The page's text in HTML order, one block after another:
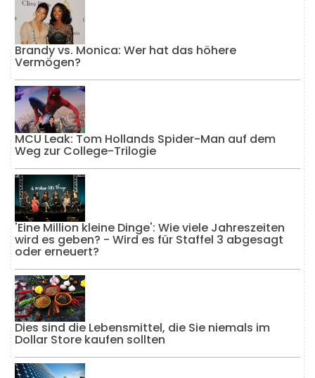
Brandy vs. Monica: Wer hat das höhere
Vermögen?
MCU Leak: Tom Hollands Spider-Man auf dem
Weg zur College-Trilogie
'Eine Million kleine Dinge': Wie viele Jahreszeiten
wird es geben? - Wird es für Staffel 3 abgesagt
oder erneuert?
Dies sind die Lebensmittel, die Sie niemals im
Dollar Store kaufen sollten